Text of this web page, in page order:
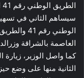
سيساهم الثاني في
العاصمة بالشراقة
كما واصل الوزير،